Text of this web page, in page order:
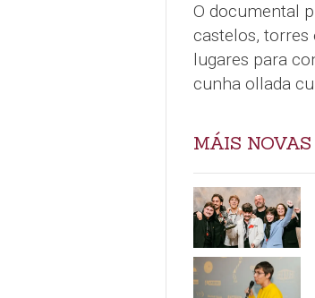
O documental
castelos, torres
lugares para
cunha ollada
MÁIS NOVAS